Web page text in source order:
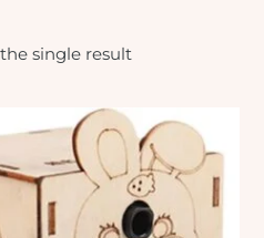
single result